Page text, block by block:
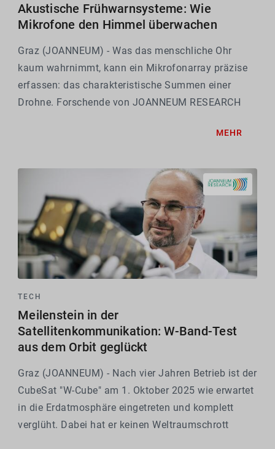
Akustische Frühwarnsysteme: Wie
Mikrofone den Himmel überwachen
Graz (JOANNEUM) - Was das menschliche Ohr
kaum wahrnimmt, kann ein Mikrofonarray präzise
erfassen: das charakteristische Summen einer
Drohne. Forschende von JOANNEUM RESEARCH
ohne selbst Signale auszusenden. Mithilfe von
MEHR
TECH
Meilenstein in der
Satellitenkommunikation: W-Band-Test
aus dem Orbit geglückt
Graz (JOANNEUM) - Nach vier Jahren Betrieb ist der
CubeSat "W-Cube" am 1. Oktober 2025 wie erwartet
in die Erdatmosphäre eingetreten und komplett
verglüht. Dabei hat er keinen Weltraumschrott